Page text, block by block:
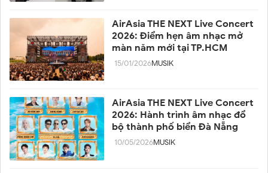
AirAsia THE NEXT Live Concert
2026: Điểm hẹn âm nhạc mở
màn năm mới tại TP.HCM
15/01/2026MUSIK
AirAsia THE NEXT Live Concert
2026: Hành trình âm nhạc đổ
bộ thành phố biển Đà Nẵng
10/05/2026MUSIK